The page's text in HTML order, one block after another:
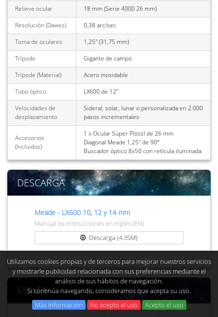
Relieve ocular
18 mm (Serie 4000 26 mm)
Resolución (Dawes)
0,38 arc/sec
Toma de oculares
1,25" (31,75 mm)
Trípode
Gigante de campo
Trípode (Material)
Acero inoxidable
Tubo óptico
LX600 de 12"
Velocidades de
desplazamiento
Sideral, solar, lunar o personalizada en 2.000
pasos incrementales
Accesorios
(Incluidos)
1 x Ocular Super Plössl de 26 mm
Diagonal Meade 1,25" de 90º
Buscador óptico 8x50 con retícula iluminada
DESCARGA
Meade - LX600 10, 12 y 14 mm
Manual de instrucciones en inglés (EN)
Descarga (4.35M)
MEADE
Utilizamos cookies propias y de terceros para mejorar nuestros servicios
y mostrarle publicidad relacionada con sus preferencias mediante el
análisis de sus hábitos de navegación.
Si continúa navegando, consideramos que acepta su uso.
Más información
No acepto el uso Acepto el uso